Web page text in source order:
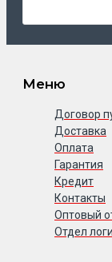
Меню
Договор
Доставка
Оплата
Гарантия
Кредит
Контакты
Оптовый
Отдел